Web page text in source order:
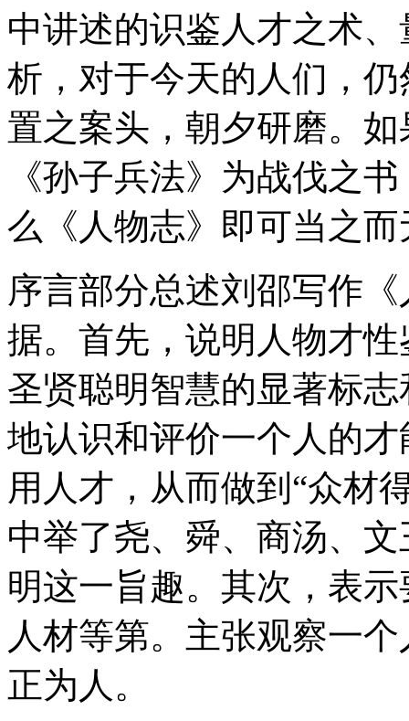
中讲述的识鉴人才之术
析，对于今天的人们，
置之案头，朝夕研磨。
《孙子兵法》为战伐之
么《人物志》即可当之
序言部分总述刘邵写作
据。首先，说明人物才
圣贤聪明智慧的显著标
地认识和评价一个人的
用人才，从而做到“众材
中举了尧、舜、商汤、
明这一旨趣。其次，表
人材等第。主张观察一
正为人。